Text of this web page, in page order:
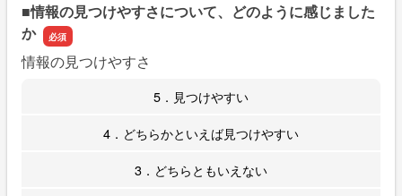
■情報の見つけやすさについて、どのように感じました
か
情報の見つけやすさ
5．見つけやすい
4．どちらかといえば見つけやすい
3．どちらともいえない